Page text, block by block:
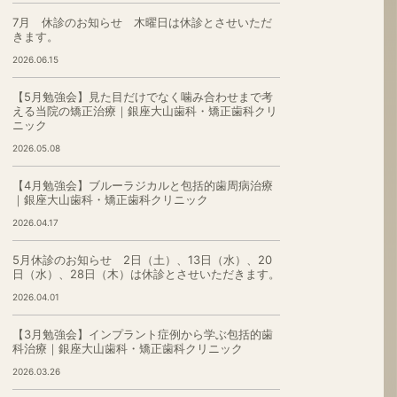
7月 休診のお知らせ 木曜日は休診とさせいただ
きます。
2026.06.15
【5月勉強会】見た目だけでなく噛み合わせまで考
える当院の矯正治療｜銀座大山歯科・矯正歯科クリ
ニック
2026.05.08
【4月勉強会】ブルーラジカルと包括的歯周病治療
｜銀座大山歯科・矯正歯科クリニック
2026.04.17
5月休診のお知らせ 2日（土）、13日（水）、20
日（水）、28日（木）は休診とさせいただきます。
2026.04.01
【3月勉強会】インプラント症例から学ぶ包括的歯
科治療｜銀座大山歯科・矯正歯科クリニック
2026.03.26